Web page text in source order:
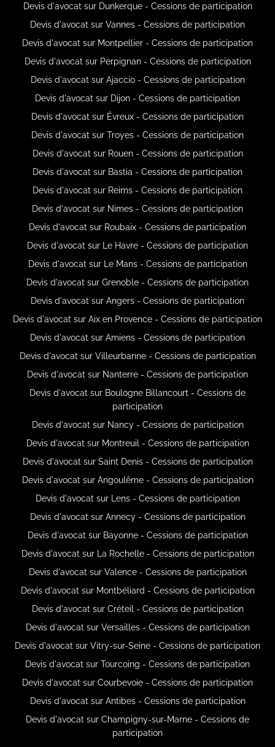
Devis d'avocat sur Dunkerque - Cessions de participation
Devis d'avocat sur Vannes - Cessions de participation
Devis d'avocat sur Montpellier - Cessions de participation
Devis d'avocat sur Perpignan - Cessions de participation
Devis d'avocat sur Ajaccio - Cessions de participation
Devis d'avocat sur Dijon - Cessions de participation
Devis d'avocat sur Évreux - Cessions de participation
Devis d'avocat sur Troyes - Cessions de participation
Devis d'avocat sur Rouen - Cessions de participation
Devis d'avocat sur Bastia - Cessions de participation
Devis d'avocat sur Reims - Cessions de participation
Devis d'avocat sur Nimes - Cessions de participation
Devis d'avocat sur Roubaix - Cessions de participation
Devis d'avocat sur Le Havre - Cessions de participation
Devis d'avocat sur Le Mans - Cessions de participation
Devis d'avocat sur Grenoble - Cessions de participation
Devis d'avocat sur Angers - Cessions de participation
Devis d'avocat sur Aix en Provence - Cessions de participation
Devis d'avocat sur Amiens - Cessions de participation
Devis d'avocat sur Villeurbanne - Cessions de participation
Devis d'avocat sur Nanterre - Cessions de participation
Devis d'avocat sur Boulogne Billancourt - Cessions de
participation
Devis d'avocat sur Nancy - Cessions de participation
Devis d'avocat sur Montreuil - Cessions de participation
Devis d'avocat sur Saint Denis - Cessions de participation
Devis d'avocat sur Angoulême - Cessions de participation
Devis d'avocat sur Lens - Cessions de participation
Devis d'avocat sur Annecy - Cessions de participation
Devis d'avocat sur Bayonne - Cessions de participation
Devis d'avocat sur La Rochelle - Cessions de participation
Devis d'avocat sur Valence - Cessions de participation
Devis d'avocat sur Montbéliard - Cessions de participation
Devis d'avocat sur Créteil - Cessions de participation
Devis d'avocat sur Versailles - Cessions de participation
Devis d'avocat sur Vitry-sur-Seine - Cessions de participation
Devis d'avocat sur Tourcoing - Cessions de participation
Devis d'avocat sur Courbevoie - Cessions de participation
Devis d'avocat sur Antibes - Cessions de participation
Devis d'avocat sur Champigny-sur-Marne - Cessions de
participation